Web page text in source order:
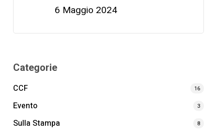
6 Maggio 2024
Categorie
CCF
16
Evento 3
Sulla Stampa 8